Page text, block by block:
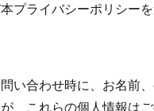
プライバシーポリシーを
い合わせ時に、お名前
、これらの個人情報は